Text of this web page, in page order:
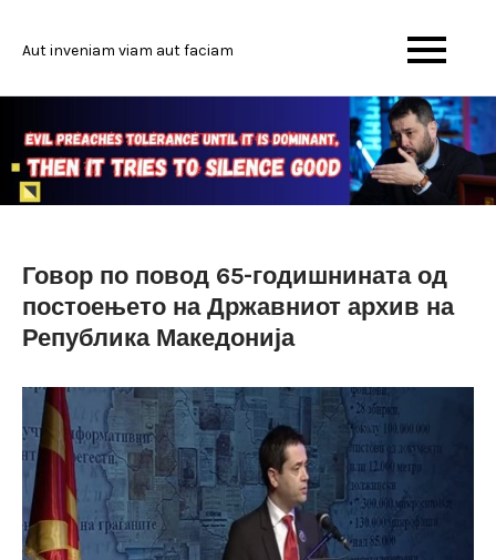
Aut inveniam viam aut faciam
Говор по повод 65-годишнината од
постоењето на Државниот архив на
Република Македонија